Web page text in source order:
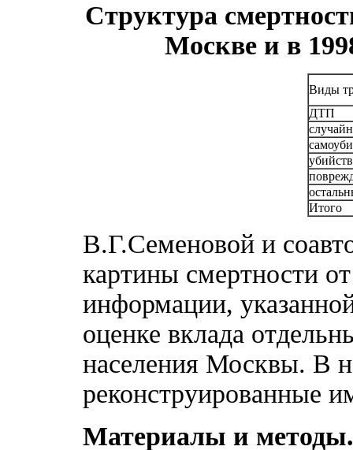
Структура
Москве и в
Виды
ДТП
Итого
В.Г.Семеновой и
картины смертности
информации,
оценке вклада
населения Москвы. В
реконструированные
Материалы и методы.